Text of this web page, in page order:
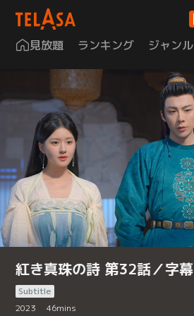
見放題 ランキング ジャンル
紅き真珠の詩 第32話／字幕
Subtitle
2023
46mins